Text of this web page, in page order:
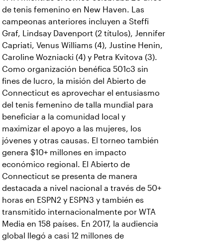
de tenis femenino en New Haven. Las
campeonas anteriores incluyen a Steffi
Graf, Lindsay Davenport (2 títulos), Jennifer
Capriati, Venus Williams (4), Justine Henin,
Caroline Wozniacki (4) y Petra Kvitova (3).
Como organización benéfica 501c3 sin
fines de lucro, la misión del Abierto de
Connecticut es aprovechar el entusiasmo
del tenis femenino de talla mundial para
beneficiar a la comunidad local y
maximizar el apoyo a las mujeres, los
jóvenes y otras causas. El torneo también
genera $10+ millones en impacto
económico regional. El Abierto de
Connecticut se presenta de manera
destacada a nivel nacional a través de 50+
horas en ESPN2 y ESPN3 y también es
transmitido internacionalmente por WTA
Media en 158 países. En 2017, la audiencia
global llegó a casi 12 millones de